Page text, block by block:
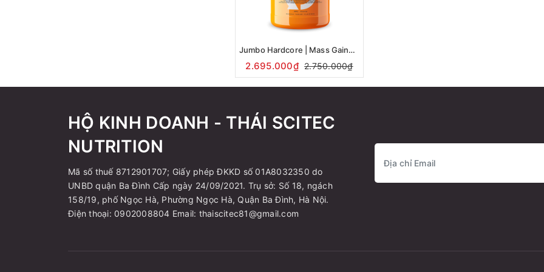
Jumbo Hardcore | Mass Gainer tăng cân, tăng cơ 3060g
2.695.000₫ 2.750.000₫
HỘ KINH DOANH - THÁI SCITEC
NUTRITION
Mã số thuế 8712901707; Giấy phép ĐKKD số 01A8032350 do
UNBD quận Ba Đình Cấp ngày 24/09/2021. Trụ sở: Số 18, ngách
158/19, phố Ngọc Hà, Phường Ngọc Hà, Quận Ba Đình, Hà Nội.
Điện thoại: 0902008804 Email: thaiscitec81@gmail.com